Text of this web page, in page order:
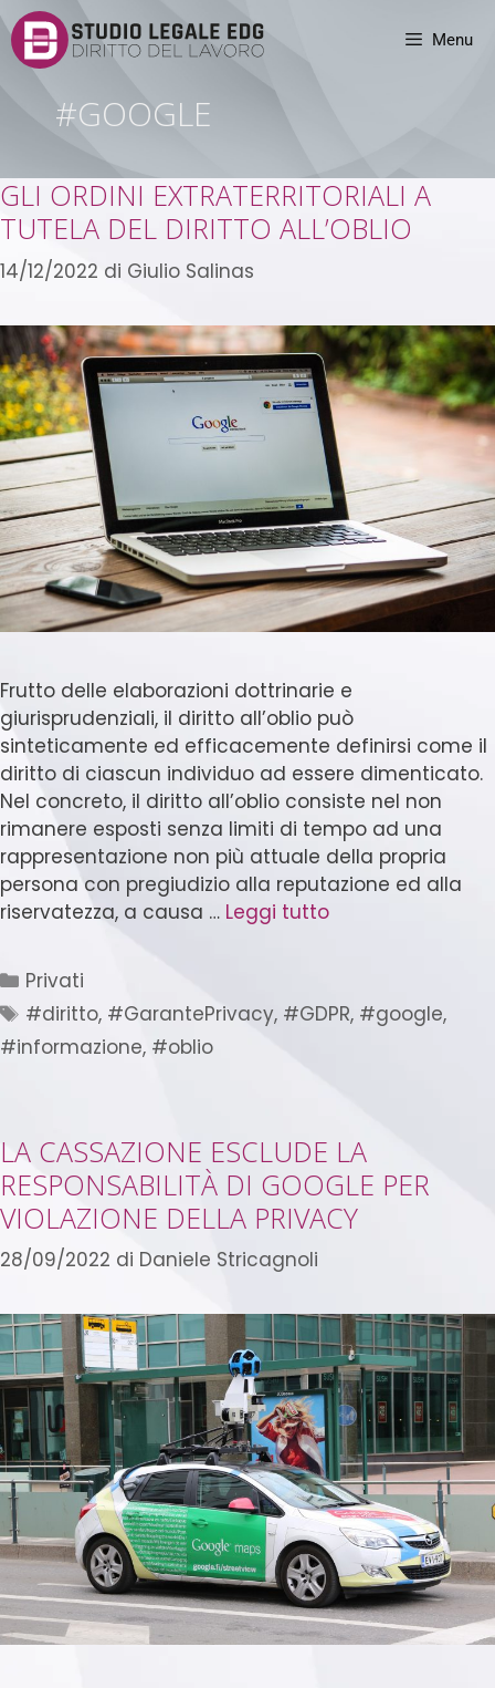
Menu
#GOOGLE
GLI ORDINI EXTRATERRITORIALI A
TUTELA DEL DIRITTO ALL’OBLIO
14/12/2022 di Giulio Salinas
Frutto delle elaborazioni dottrinarie e
giurisprudenziali, il diritto all’oblio può
sinteticamente ed efficacemente definirsi come il
diritto di ciascun individuo ad essere dimenticato.
Nel concreto, il diritto all’oblio consiste nel non
rimanere esposti senza limiti di tempo ad una
rappresentazione non più attuale della propria
persona con pregiudizio alla reputazione ed alla
riservatezza, a causa … Leggi tutto
Privati
#diritto, #GarantePrivacy, #GDPR, #google,
#informazione, #oblio
LA CASSAZIONE ESCLUDE LA
RESPONSABILITÀ DI GOOGLE PER
VIOLAZIONE DELLA PRIVACY
28/09/2022 di Daniele Stricagnoli